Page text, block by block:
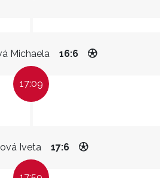
Michaela 16:6
17:09
Iveta 17:6